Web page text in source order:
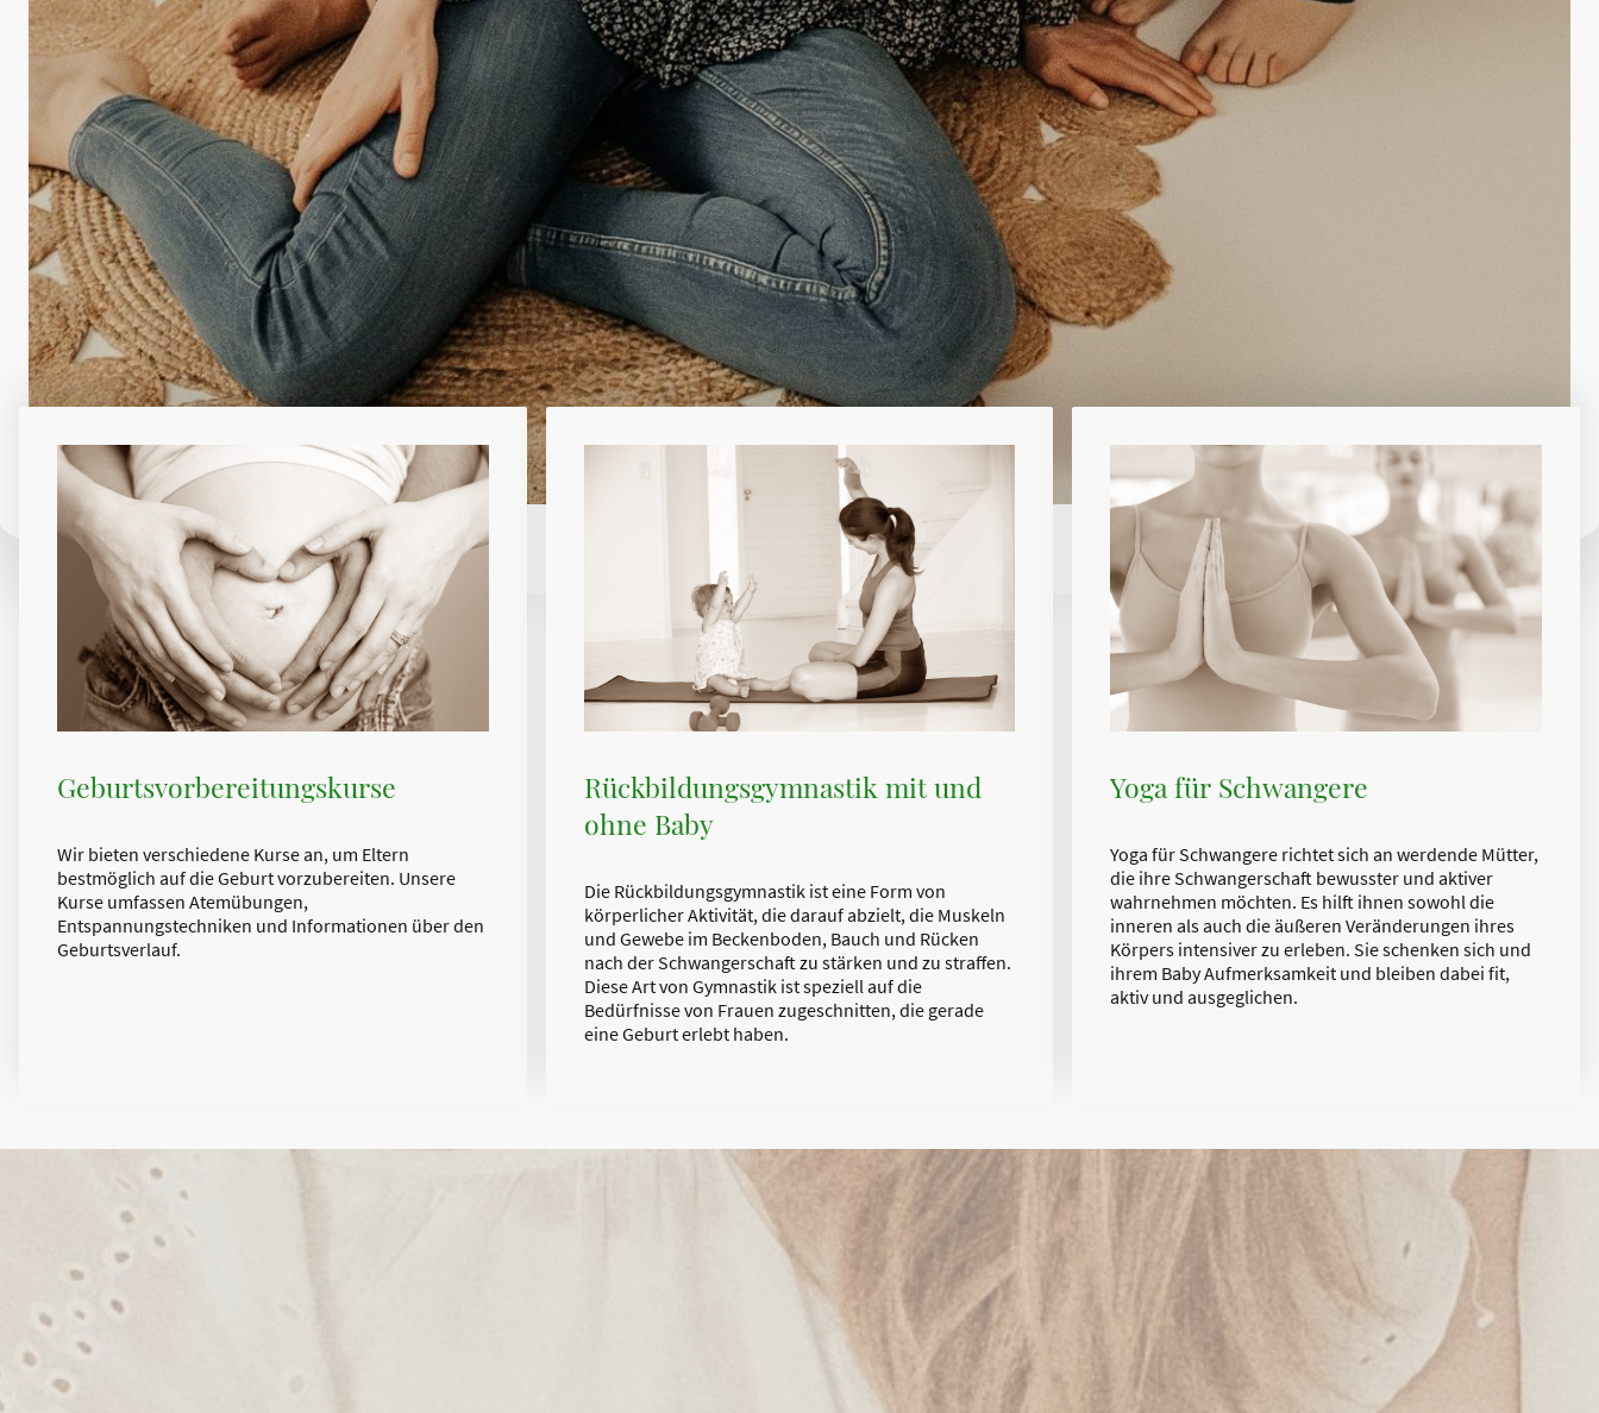
Geburtsvorbereitungskurse
Wir bieten verschiedene Kurse an, um Eltern
bestmöglich auf die Geburt vorzubereiten. Unsere
Kurse umfassen Atemübungen,
Entspannungstechniken und Informationen über den
Geburtsverlauf.
Rückbildungsgymnastik mit und
ohne Baby
Die Rückbildungsgymnastik ist eine Form von
körperlicher Aktivität, die darauf abzielt, die Muskeln
und Gewebe im Beckenboden, Bauch und Rücken
nach der Schwangerschaft zu stärken und zu straffen.
Diese Art von Gymnastik ist speziell auf die
Bedürfnisse von Frauen zugeschnitten, die gerade
eine Geburt erlebt haben.
Yoga für Schwangere
Yoga für Schwangere richtet sich an werdende Mütter,
die ihre Schwangerschaft bewusster und aktiver
wahrnehmen möchten. Es hilft ihnen sowohl die
inneren als auch die äußeren Veränderungen ihres
Körpers intensiver zu erleben. Sie schenken sich und
ihrem Baby Aufmerksamkeit und bleiben dabei fit,
aktiv und ausgeglichen.